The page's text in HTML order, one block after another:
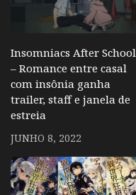
Insomniacs After School
– Romance entre casal
com insônia ganha
trailer, staff e janela de
estreia
JUNHO 8, 2022